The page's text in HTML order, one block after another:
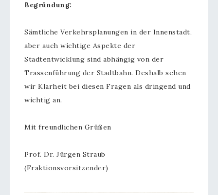
Begründung:
Sämtliche Verkehrsplanungen in der Innenstadt,
aber auch wichtige Aspekte der
Stadtentwicklung sind abhängig von der
Trassenführung der Stadtbahn. Deshalb sehen
wir Klarheit bei diesen Fragen als dringend und
wichtig an.
Mit freundlichen Grüßen
Prof. Dr. Jürgen Straub
(Fraktionsvorsitzender)